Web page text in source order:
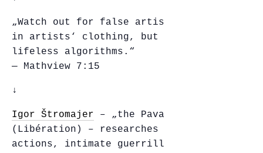
„Watch out for false artists. They come to
in artists‘ clothing, but inwardly they
lifeless algorithms.“
— Mathview 7:15
↓
Igor Štromajer – „the Pavarotti of HTML“
(Libération) – researches tactical
actions, intimate guerrilla, and traumatic